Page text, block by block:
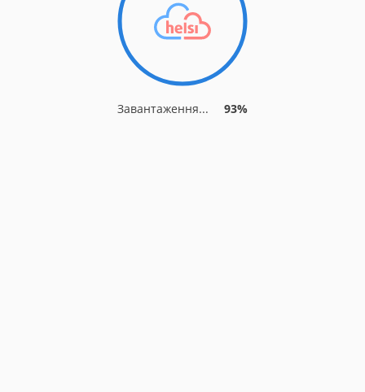
Завантаження... 93%